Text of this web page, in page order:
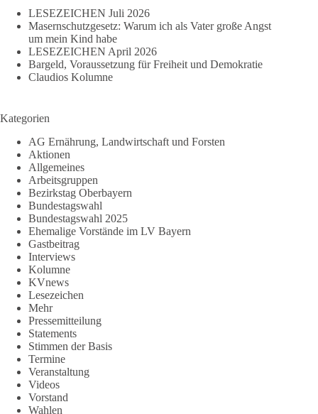
LESEZEICHEN Juli 2026
Masernschutzgesetz: Warum ich als Vater große Angst
um mein Kind habe
LESEZEICHEN April 2026
Bargeld, Voraussetzung für Freiheit und Demokratie
Claudios Kolumne
Kategorien
AG Ernährung, Landwirtschaft und Forsten
Aktionen
Allgemeines
Arbeitsgruppen
Bezirkstag Oberbayern
Bundestagswahl
Bundestagswahl 2025
Ehemalige Vorstände im LV Bayern
Gastbeitrag
Interviews
Kolumne
KVnews
Lesezeichen
Mehr
Pressemitteilung
Statements
Stimmen der Basis
Termine
Veranstaltung
Videos
Vorstand
Wahlen